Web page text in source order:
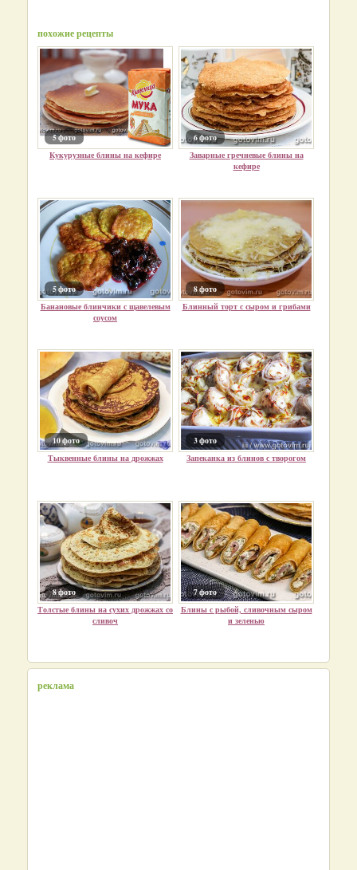
похожие рецепты
5 фото
Кукурузные блины на кефире
6 фото
Заварные гречневые блины на
кефире
5 фото
Банановые блинчики с щавелевым
соусом
8 фото
Блинный торт с сыром и грибами
10 фото
Тыквенные блины на дрожжах
3 фото
Запеканка из блинов с творогом
8 фото
Толстые блины на сухих дрожжах со
сливоч
7 фото
Блины с рыбой, сливочным сыром
и зеленью
реклама